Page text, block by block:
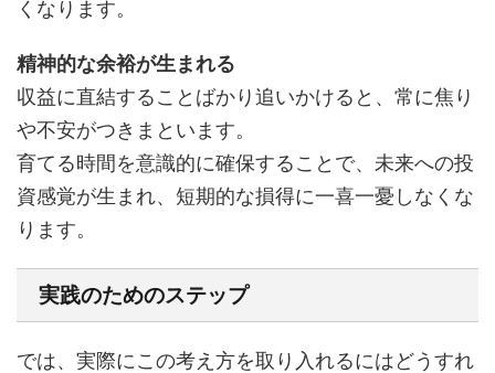
くなります。
精神的な余裕が生まれる
収益に直結することばかり追いかけると、常に焦り
や不安がつきまといます。
育てる時間を意識的に確保することで、未来への投
資感覚が生まれ、短期的な損得に一喜一憂しなくな
ります。
実践のためのステップ
では、実際にこの考え方を取り入れるにはどうすれ